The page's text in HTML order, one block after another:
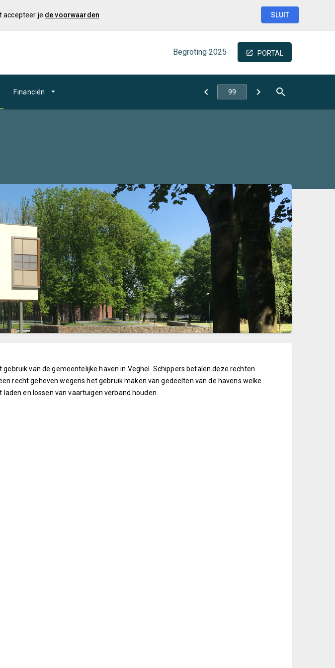
accepteer je de voorwaarden SLUIT
Begroting 2025 PORTAL
Financiën
van de gemeentelijke haven in Veghel. Schippers betalen deze rechten.
recht geheven wegens het gebruik maken van gedeelten van de havens welke
en lossen van vaartuigen verband houden.